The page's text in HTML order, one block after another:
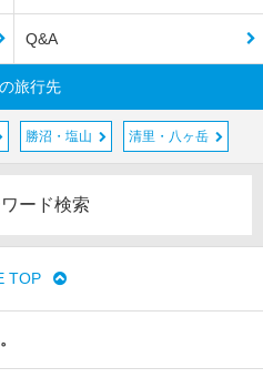
Q&A
旅行先
勝沼・塩山 清里・八ヶ岳
ード検索
TOP